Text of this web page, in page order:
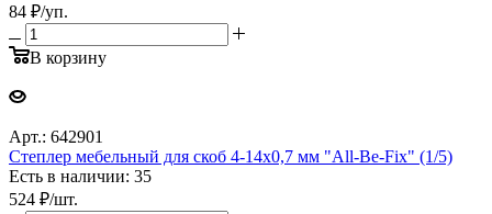
84 ₽/уп.
В корзину
Арт.: 642901
Степлер мебельный для скоб 4-14х0,7 мм "All-Be-Fix" (1/5)
Есть в наличии: 35
524 ₽/шт.